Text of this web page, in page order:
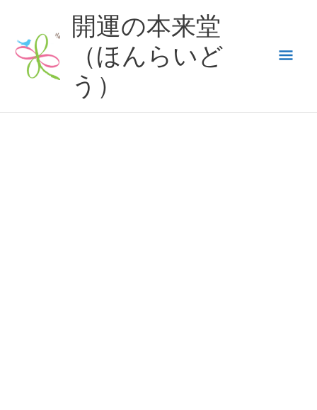
ッ
開運の本来堂
（ほんらいど
う）
メ